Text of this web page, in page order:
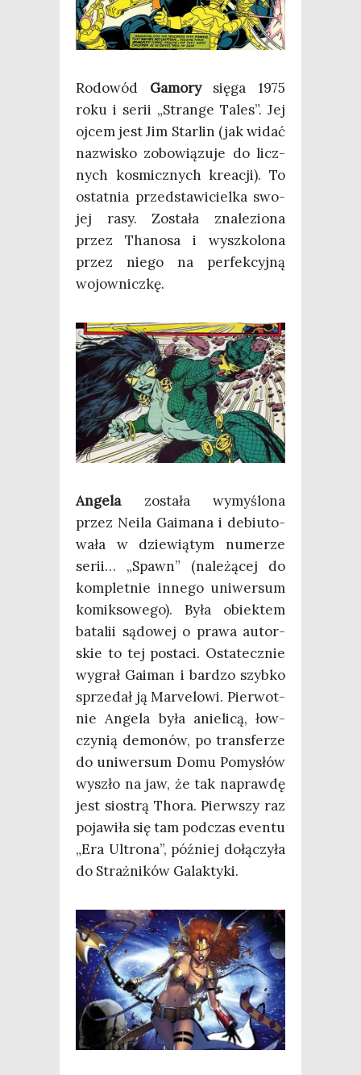
Rodo­wód Gamo­rysię­ga 1975
roku i serii „Stran­ge Tales”. Jej
ojcem jest Jim Star­lin (jak widać
nazwi­sko zobo­wią­zu­je do licz­
nych kosmicz­nych kre­acji). To
ostat­nia przed­sta­wi­ciel­ka swo­
jej rasy. Zosta­ła zna­le­zio­na
przez Tha­no­sa i wyszko­lo­na
przez nie­go na per­fek­cyj­ną
wojowniczkę.
Ange­lazosta­ła wymy­ślo­na
przez Neila Gaima­na i debiu­to­
wa­ła w dzie­wią­tym nume­rze
serii… „Spawn” (nale­żą­cej do
kom­plet­nie inne­go uni­wer­sum
komik­so­we­go). Była obiek­tem
bata­lii sądo­wej o pra­wa autor­
skie to tej posta­ci. Osta­tecz­nie
wygrał Gaiman i bar­dzo szyb­ko
sprze­dał ją Marve­lo­wi. Pier­wot­
nie Ange­la była anie­li­cą, łow­
czy­nią demo­nów, po trans­fe­rze
do uni­wer­sum Domu Pomy­słów
wyszło na jaw, że tak napraw­dę
jest sio­strą Tho­ra. Pierw­szy raz
poja­wi­ła się tam pod­czas even­tu
„Era Ultro­na”, póź­niej dołą­czy­ła
do Straż­ni­ków Galaktyki.